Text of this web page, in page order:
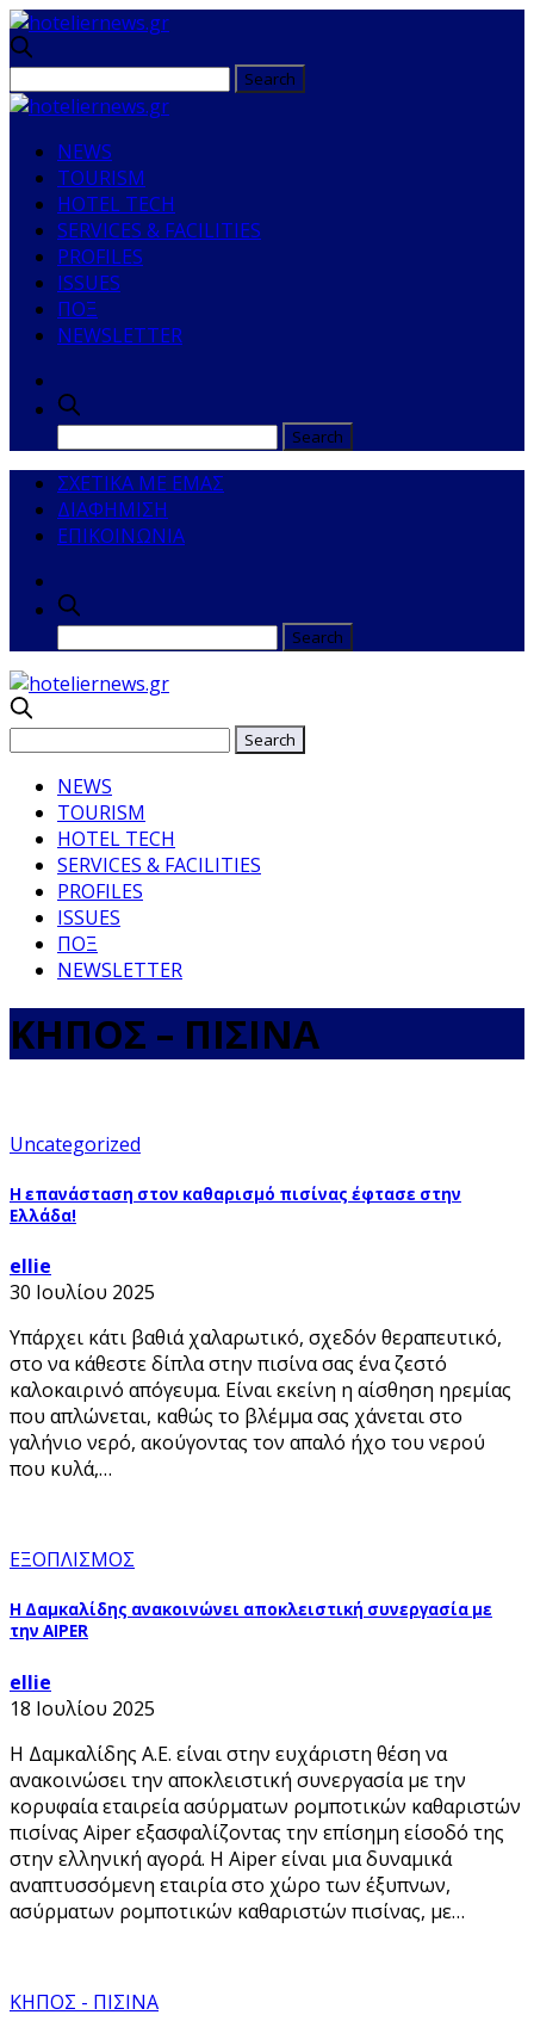
NEWS
TOURISM
HOTEL TECH
SERVICES & FACILITIES
PROFILES
ISSUES
ΠΟΞ
NEWSLETTER
ΣΧΕΤΙΚΑ ΜΕ ΕΜΑΣ
ΔΙΑΦΗΜΙΣΗ
ΕΠΙΚΟΙΝΩΝΙΑ
NEWS
TOURISM
HOTEL TECH
SERVICES & FACILITIES
PROFILES
ISSUES
ΠΟΞ
NEWSLETTER
ΚΗΠΟΣ – ΠΙΣΙΝΑ
Uncategorized
Η επανάσταση στον καθαρισμό πισίνας έφτασε στην
Ελλάδα!
ellie
30 Ιουλίου 2025
Υπάρχει κάτι βαθιά χαλαρωτικό, σχεδόν θεραπευτικό,
στο να κάθεστε δίπλα στην πισίνα σας ένα ζεστό
καλοκαιρινό απόγευμα. Είναι εκείνη η αίσθηση ηρεμίας
που απλώνεται, καθώς το βλέμμα σας χάνεται στο
γαλήνιο νερό, ακούγοντας τον απαλό ήχο του νερού
που κυλά,…
ΕΞΟΠΛΙΣΜΟΣ
Η Δαμκαλίδης ανακοινώνει αποκλειστική συνεργασία με
την ΑIPER
ellie
18 Ιουλίου 2025
Η Δαμκαλίδης Α.Ε. είναι στην ευχάριστη θέση να
ανακοινώσει την αποκλειστική συνεργασία με την
κορυφαία εταιρεία ασύρματων ρομποτικών καθαριστών
πισίνας Aiper εξασφαλίζοντας την επίσημη είσοδό της
στην ελληνική αγορά. Η Aiper είναι μια δυναμικά
αναπτυσσόμενη εταιρία στο χώρο των έξυπνων,
ασύρματων ρομποτικών καθαριστών πισίνας, με…
ΚΗΠΟΣ - ΠΙΣΙΝΑ